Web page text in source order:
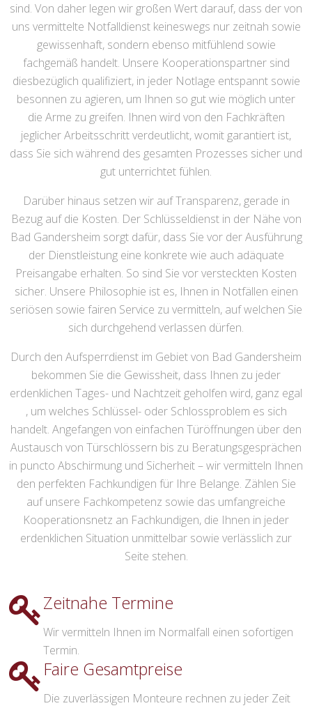
sind. Von daher legen wir großen Wert darauf, dass der von
uns vermittelte Notfalldienst keineswegs nur zeitnah sowie
gewissenhaft, sondern ebenso mitfühlend sowie
fachgemäß handelt. Unsere Kooperationspartner sind
diesbezüglich qualifiziert, in jeder Notlage entspannt sowie
besonnen zu agieren, um Ihnen so gut wie möglich unter
die Arme zu greifen. Ihnen wird von den Fachkräften
jeglicher Arbeitsschritt verdeutlicht, womit garantiert ist,
dass Sie sich während des gesamten Prozesses sicher und
gut unterrichtet fühlen.
Darüber hinaus setzen wir auf Transparenz, gerade in
Bezug auf die Kosten. Der Schlüsseldienst in der Nähe von
Bad Gandersheim sorgt dafür, dass Sie vor der Ausführung
der Dienstleistung eine konkrete wie auch adäquate
Preisangabe erhalten. So sind Sie vor versteckten Kosten
sicher. Unsere Philosophie ist es, Ihnen in Notfällen einen
seriösen sowie fairen Service zu vermitteln, auf welchen Sie
sich durchgehend verlassen dürfen.
Durch den Aufsperrdienst im Gebiet von Bad Gandersheim
bekommen Sie die Gewissheit, dass Ihnen zu jeder
erdenklichen Tages- und Nachtzeit geholfen wird, ganz egal
, um welches Schlüssel- oder Schlossproblem es sich
handelt. Angefangen von einfachen Türöffnungen über den
Austausch von Türschlössern bis zu Beratungsgesprächen
in puncto Abschirmung und Sicherheit – wir vermitteln Ihnen
den perfekten Fachkundigen für Ihre Belange. Zählen Sie
auf unsere Fachkompetenz sowie das umfangreiche
Kooperationsnetz an Fachkundigen, die Ihnen in jeder
erdenklichen Situation unmittelbar sowie verlässlich zur
Seite stehen.
Zeitnahe Termine
Wir vermitteln Ihnen im Normalfall einen sofortigen
Termin.
Faire Gesamtpreise
Die zuverlässigen Monteure rechnen zu jeder Zeit